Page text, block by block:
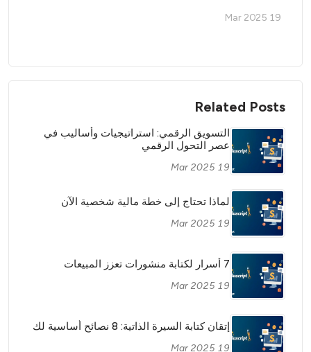
19 Mar 2025
Related Posts
التسويق الرقمي: استراتيجيات وأساليب في
عصر التحول الرقمي
19 Mar 2025
لماذا تحتاج إلى خطة مالية شخصية الآن
19 Mar 2025
7 أسرار لكتابة منشورات تعزز المبيعات
19 Mar 2025
إتقان كتابة السيرة الذاتية: 8 نصائح أساسية لك
19 Mar 2025